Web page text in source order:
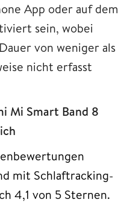
App oder auf dem
sein, wobei
von weniger als
nicht erfasst
Mi Smart Band 8
mit Schlaftracking-
4,1 von 5 Sternen.